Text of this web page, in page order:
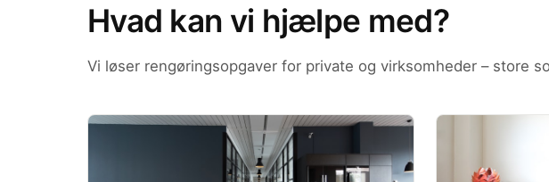
Hvad kan vi hjælpe med?
Vi løser rengøringsopgaver for private og virksomheder – store